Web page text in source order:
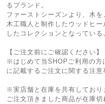
るブランド。
ファーストシーズンより、木
木工職人と制作したウッドヒ
したコレクションとなっている
【ご注文前にご確認ください】
※はじめて当SHOPご利用の方
に記載するご注文に関する注意
※実店舗と在庫を共有しており
ご注文頂きました商品が在庫